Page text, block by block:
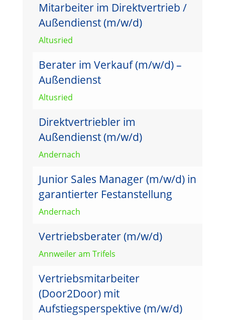
Mitarbeiter im Direktvertrieb /
Außendienst (m/w/d)
Altusried
Berater im Verkauf (m/w/d) –
Außendienst
Altusried
Direktvertriebler im
Außendienst (m/w/d)
Andernach
Junior Sales Manager (m/w/d) in
garantierter Festanstellung
Andernach
Vertriebsberater (m/w/d)
Annweiler am Trifels
Vertriebsmitarbeiter
(Door2Door) mit
Aufstiegsperspektive (m/w/d)